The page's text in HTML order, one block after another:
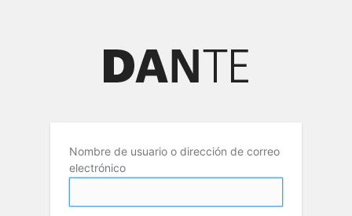
Nombre de usuario o dirección de correo
electrónico